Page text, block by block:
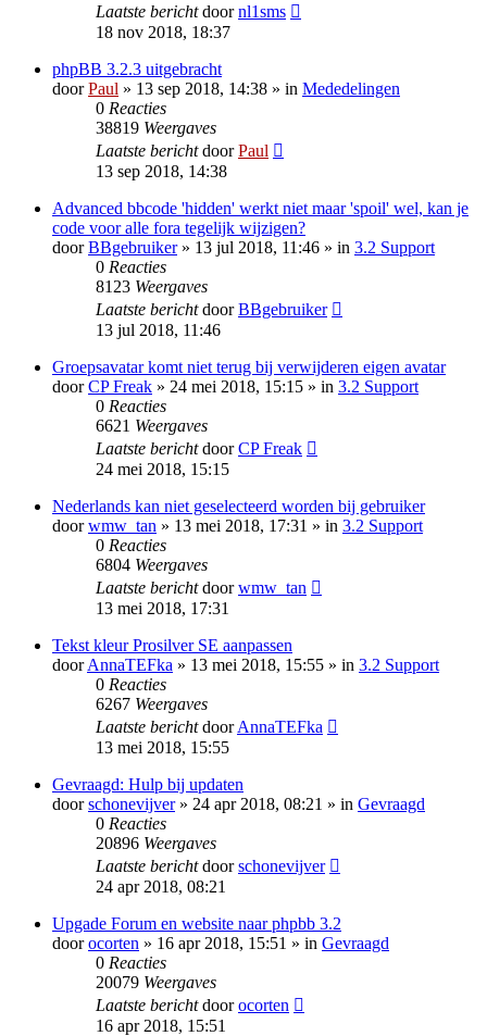
Laatste berichtdoornl1sms
18 nov 2018, 18:37
phpBB 3.2.3 uitgebracht
doorPaul » 13 sep 2018, 14:38 » in Mededelingen
0 Reacties
38819 Weergaves
Laatste berichtdoorPaul
13 sep 2018, 14:38
Advanced bbcode 'hidden' werkt niet maar 'spoil' wel, kan je
code voor alle fora tegelijk wijzigen?
doorBBgebruiker» 13 jul 2018, 11:46 » in 3.2 Support
0 Reacties
8123 Weergaves
Laatste berichtdoorBBgebruiker
13 jul 2018, 11:46
Groepsavatar komt niet terug bij verwijderen eigen avatar
doorCP Freak » 24 mei 2018, 15:15 » in 3.2 Support
0 Reacties
6621 Weergaves
Laatste berichtdoorCP Freak
24 mei 2018, 15:15
Nederlands kan niet geselecteerd worden bij gebruiker
doorwmw_tan » 13 mei 2018, 17:31 » in 3.2 Support
0 Reacties
6804 Weergaves
Laatste berichtdoorwmw_tan
13 mei 2018, 17:31
Tekst kleur Prosilver SE aanpassen
doorAnnaTEFka » 13 mei 2018, 15:55 » in 3.2 Support
0 Reacties
6267 Weergaves
Laatste berichtdoorAnnaTEFka
13 mei 2018, 15:55
Gevraagd: Hulp bij updaten
doorschonevijver» 24 apr 2018, 08:21 » in Gevraagd
0 Reacties
20896 Weergaves
Laatste berichtdoorschonevijver
24 apr 2018, 08:21
Upgade Forum en website naar phpbb 3.2
doorocorten » 16 apr 2018, 15:51 » in Gevraagd
0 Reacties
20079 Weergaves
Laatste berichtdoorocorten
16 apr 2018, 15:51